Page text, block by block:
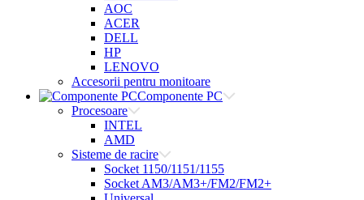
AOC
ACER
DELL
HP
LENOVO
Accesorii pentru monitoare
Componente PC
Procesoare
INTEL
AMD
Sisteme de racire
Socket 1150/1151/1155
Socket AM3/AM3+/FM2/FM2+